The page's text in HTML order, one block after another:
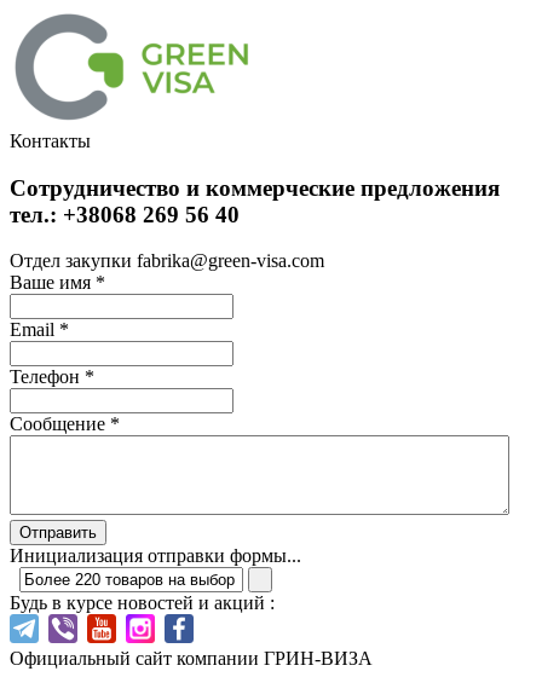
Контакты
Сотрудничество и коммерческие предложения
тел.: +38068 269 56 40
Отдел закупки fabrika@green-visa.com
Ваше имя *
Email *
Телефон *
Сообщение *
Отправить
Инициализация отправки формы...
Будь в курсе новостей и акций :
Официальный сайт компании ГРИН-ВИЗА